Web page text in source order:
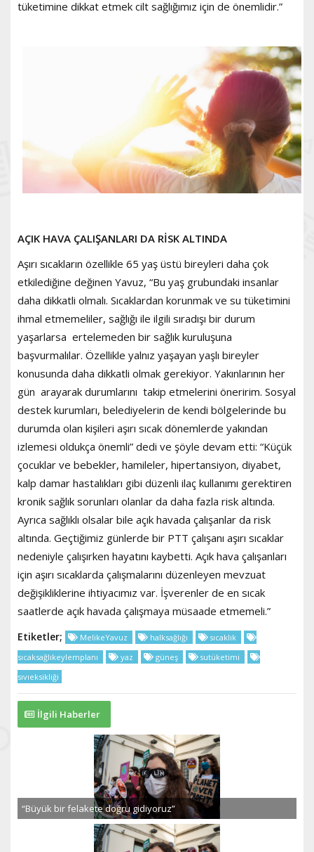
tüketimine dikkat etmek cilt sağlığımız için de önemlidir.”
AÇIK HAVA ÇALIŞANLARI DA RİSK ALTINDA
Aşırı sıcakların özellikle 65 yaş üstü bireyleri daha çok
etkilediğine değinen Yavuz, “Bu yaş grubundaki insanlar
daha dikkatli olmalı. Sıcaklardan korunmak ve su tüketimini
ihmal etmemeliler, sağlığı ile ilgili sıradışı bir durum
yaşarlarsa ertelemeden bir sağlık kuruluşuna
başvurmalılar. Özellikle yalnız yaşayan yaşlı bireyler
konusunda daha dikkatli olmak gerekiyor. Yakınlarının her
gün arayarak durumlarını takip etmelerini öneririm. Sosyal
destek kurumları, belediyelerin de kendi bölgelerinde bu
durumda olan kişileri aşırı sıcak dönemlerde yakından
izlemesi oldukça önemli” dedi ve şöyle devam etti: “Küçük
çocuklar ve bebekler, hamileler, hipertansiyon, diyabet,
kalp damar hastalıkları gibi düzenli ilaç kullanımı gerektiren
kronik sağlık sorunları olanlar da daha fazla risk altında.
Ayrıca sağlıklı olsalar bile açık havada çalışanlar da risk
altında. Geçtiğimiz günlerde bir PTT çalışanı aşırı sıcaklar
nedeniyle çalışırken hayatını kaybetti. Açık hava çalışanları
için aşırı sıcaklarda çalışmalarını düzenleyen mevzuat
değişikliklerine ihtiyacımız var. İşverenler de en sıcak
saatlerde açık havada çalışmaya müsaade etmemeli.”
Etiketler; MelikeYavuz halksağlığı
sıcaklık
sıcaksağlıkeylemplanı
yaz güneş
sutüketimi
sıvıeksikliği
İlgili Haberler
“Büyük bir felakete doğru gidiyoruz”